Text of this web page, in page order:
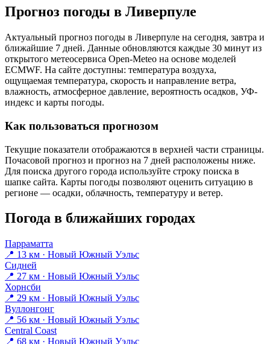
Прогноз погоды в Ливерпуле
Актуальный прогноз погоды в Ливерпуле на сегодня, завтра и
ближайшие 7 дней. Данные обновляются каждые 30 минут из
открытого метеосервиса Open-Meteo на основе моделей
ECMWF. На сайте доступны: температура воздуха,
ощущаемая температура, скорость и направление ветра,
влажность, атмосферное давление, вероятность осадков, УФ-
индекс и карты погоды.
Как пользоваться прогнозом
Текущие показатели отображаются в верхней части страницы.
Почасовой прогноз и прогноз на 7 дней расположены ниже.
Для поиска другого города используйте строку поиска в
шапке сайта. Карты погоды позволяют оценить ситуацию в
регионе — осадки, облачность, температуру и ветер.
Погода в ближайших городах
Парраматта
📍 13 км · Новый Южный Уэльс
Сидней
📍 27 км · Новый Южный Уэльс
Хорнсби
📍 29 км · Новый Южный Уэльс
Вуллонгонг
📍 56 км · Новый Южный Уэльс
Central Coast
📍 68 км · Новый Южный Уэльс